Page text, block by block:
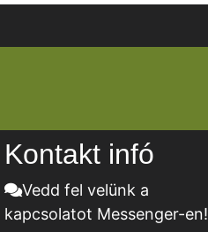
Kontakt infó
Vedd fel velünk a
kapcsolatot Messenger-en!